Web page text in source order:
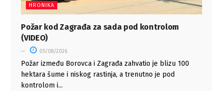
HRONIKA
Požar kod Zagrađa za sada pod kontrolom
(VIDEO)
05/08/2026
Požar između Borovca i Zagrađa zahvatio je blizu 100
hektara šume i niskog rastinja, a trenutno je pod
kontrolom i...